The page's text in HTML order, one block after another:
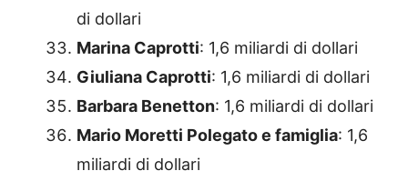
di dollari
Marina Caprotti: 1,6 miliardi di dollari
Giuliana Caprotti: 1,6 miliardi di dollari
Barbara Benetton: 1,6 miliardi di dollari
Mario Moretti Polegato e famiglia: 1,6
miliardi di dollari